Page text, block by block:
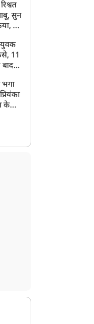
सुन
वो
युवक
11
भगा
के